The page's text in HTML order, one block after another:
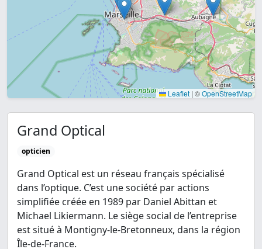
Leaflet | ©OpenStreetMap
Grand Optical
opticien
Grand Optical est un réseau français spécialisé
dans l’optique. C’est une société par actions
simplifiée créée en 1989 par Daniel Abittan et
Michael Likiermann. Le siège social de l’entreprise
est situé à Montigny-le-Bretonneux, dans la région
Île-de-France.